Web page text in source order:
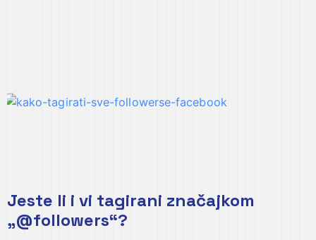
Jeste li i vi tagirani značajkom
„@followers“?